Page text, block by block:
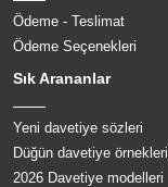
Ödeme - Teslimat
Ödeme Seçenekleri
Sık Arananlar
Yeni davetiye sözleri
Düğün davetiye örnekleri
2026 Davetiye modelleri